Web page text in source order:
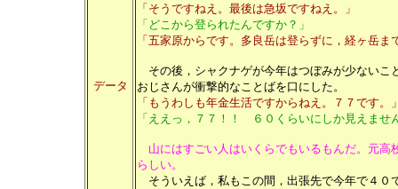
データ
「そうですねえ。最後は急坂ですねえ。」
「どこから登られたんですか？」
「五家原からです。多良岳は登らずに，経ヶ岳ま
その後，シャクナゲが今年はつぼみが少ないこ
おじさんが衝撃的なことばを口にした。
「もうわしも年金生活ですからねえ。７７です。
「ええっ，７７！！ ６０くらいにしか見えませ
山にはすごい人はいくらでもいるもんだ。元
らしい。
そういえば，私もこの間，出張先で今年で４０